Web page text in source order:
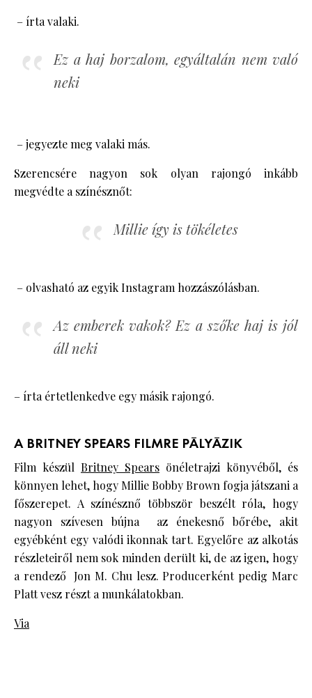
– írta valaki.
Ez a haj borzalom, egyáltalán nem való
neki
– jegyezte meg valaki más.
Szerencsére nagyon sok olyan rajongó inkább
megvédte a színésznőt:
Millie így is tökéletes
– olvasható az egyik Instagram hozzászólásban.
Az emberek vakok? Ez a szőke haj is jól
áll neki
– írta értetlenkedve egy másik rajongó.
A BRITNEY SPEARS FILMRE PÁLYÁZIK
Film készül Britney Spears önéletrajzi könyvéből, és
könnyen lehet, hogy Millie Bobby Brown fogja játszani a
főszerepet. A színésznő többször beszélt róla, hogy
nagyon szívesen bújna az énekesnő bőrébe, akit
egyébként egy valódi ikonnak tart. Egyelőre az alkotás
részleteiről nem sok minden derült ki, de az igen, hogy
a rendező Jon M. Chu lesz. Producerként pedig Marc
Platt vesz részt a munkálatokban.
Via